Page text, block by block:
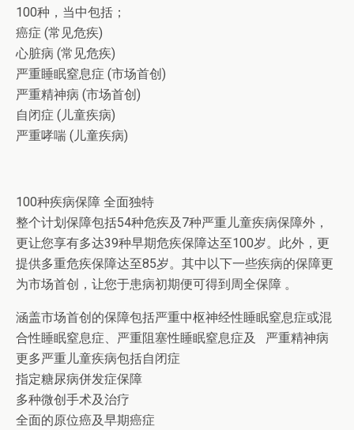
100种，当中包括；
癌症 (常见危疾)
心脏病 (常见危疾)
严重睡眠窒息症 (市场首创)
严重精神病 (市场首创)
自闭症 (儿童疾病)
严重哮喘 (儿童疾病)
100种疾病保障 全面独特
整个计划保障包括54种危疾及7种严重儿童疾病保障外，
更让您享有多达39种早期危疾保障达至100岁。此外，更
提供多重危疾保障达至85岁。其中以下一些疾病的保障更
为市场首创，让您于患病初期便可得到周全保障 。
涵盖市场首创的保障包括严重中枢神经性睡眠窒息症或混
合性睡眠窒息症、严重阻塞性睡眠窒息症及 严重精神病
更多严重儿童疾病包括自闭症
指定糖尿病併发症保障
多种微创手术及治疗
全面的原位癌及早期癌症